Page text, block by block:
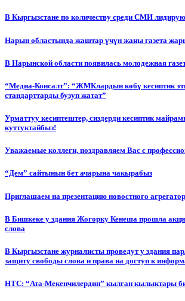
В Кыргызстане по количеству среди СМИ
Нарын областында жаштар үчүн жаңы газета
В Нарынской области появилась молодежная
“Медиа-Консалт”: “ЖМКлардын көбү кесиптик
стандарттарды бузуп жатат”
Урматтуу кесиптештер, сиздерди кесиптик
куттуктайбыз!
Уважаемые коллеги, поздравляем Вас с
“Дем” сайтынын бет ачарына чакырабыз
Приглашаем на презентацию новостного
В Бишкеке у здания Жогорку Кенеша прошла
слова
В Кыргызстане журналисты проведут у здания
защиту свободы слова и права на доступ к
НТС: “Ата-Мекенчилердин” кылган кылыктары